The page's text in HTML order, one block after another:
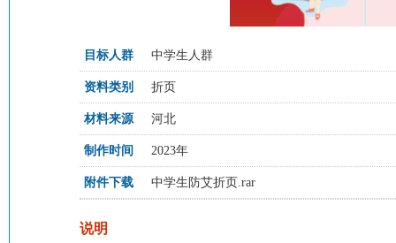
目标人群 中学生人群
资料类别 折页
材料来源 河北
制作时间 2023年
附件下载 中学生防艾折页.rar
说明